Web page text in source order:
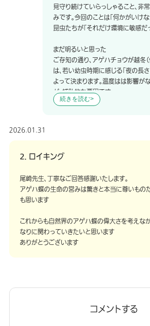
見守り続けていらっしゃること、非
みです。今回のことは「何かがいけな
昆虫たちが「それだけ環境に敏感だ
まだ明るいと思った
ご存知の通り、アゲハチョウが越冬
は、若い幼虫時期に感じる「夜の長さ
よって決まります。温度はは影響が
が、補助的な要因です。
室内灯の影響： カーテン越しに漏
虫に「まだ明るい」と誤認させた可能
果、体内のスイッチが「越冬モード（
羽化のトリガー：冬の太陽光
本来なら来春に羽化するはずが、1
ない蛹にとって、日光による温度上
続きを読む
2026.01.31
2. ロイキング
尾崎先生、丁寧なご回答感謝いたします。
アゲハ蝶の生命の営みは驚きと本当に尊いもの
も思います
これからも自然界のアゲハ蝶の偉大さを考えな
なりに関わっていきたいと思います
ありがとうございます
コメントする